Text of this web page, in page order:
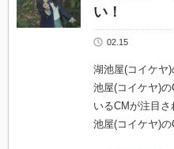
い！
02.15
湖池屋(コイケヤ
池屋(コイケヤ)
いるCMが注目
池屋(コイケヤ)